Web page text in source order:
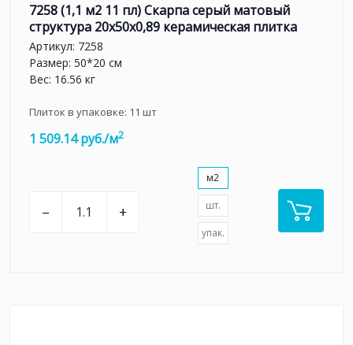
7258 (1,1 м2 11 пл) Скарпа серый матовый
структура 20x50x0,89 керамическая плитка
Артикул: 7258
Размер: 50*20 см
Вес: 16.56 кг
Плиток в упаковке: 11 шт
1 509.14 руб./м2
– +
м2
шт.
упак.